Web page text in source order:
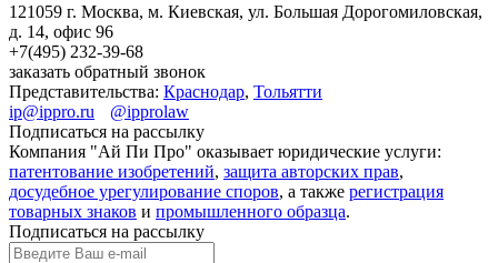
121059 г. Москва, м. Киевская, ул. Большая Дорогомиловская,
д. 14, офис 96
+7(495) 232-39-68
заказать обратный звонок
Представительства: Краснодар, Тольятти
ip@ippro.ru
@ipprolaw
Подписаться на рассылку
Компания "Ай Пи Про" оказывает юридические услуги:
патентование изобретений, защита авторских прав,
досудебное урегулирование споров, а также регистрация
товарных знаков и промышленного образца.
Подписаться на рассылку